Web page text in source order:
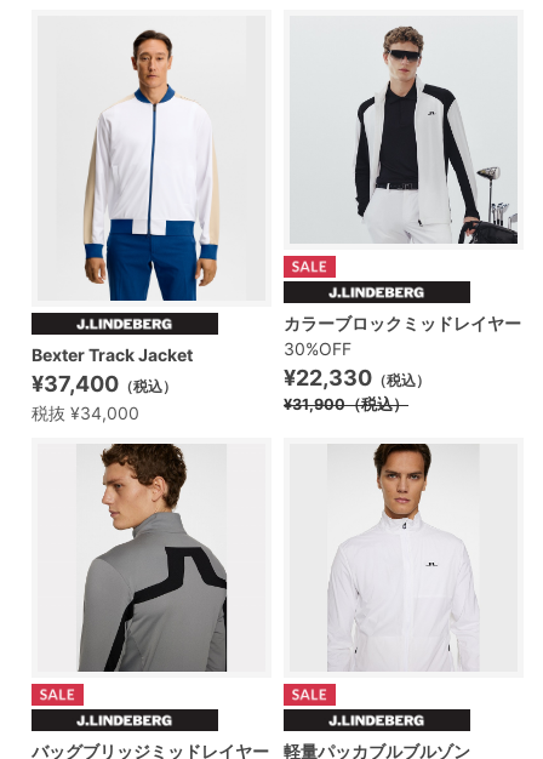
Bexter Track Jacket
¥37,400 （税込）
税抜 ¥34,000
カラーブロックミッドレイヤー
30%OFF
¥22,330 （税込）
¥31,900（税込）
バッグブリッジミッドレイヤー 軽量パッカブルブルゾン